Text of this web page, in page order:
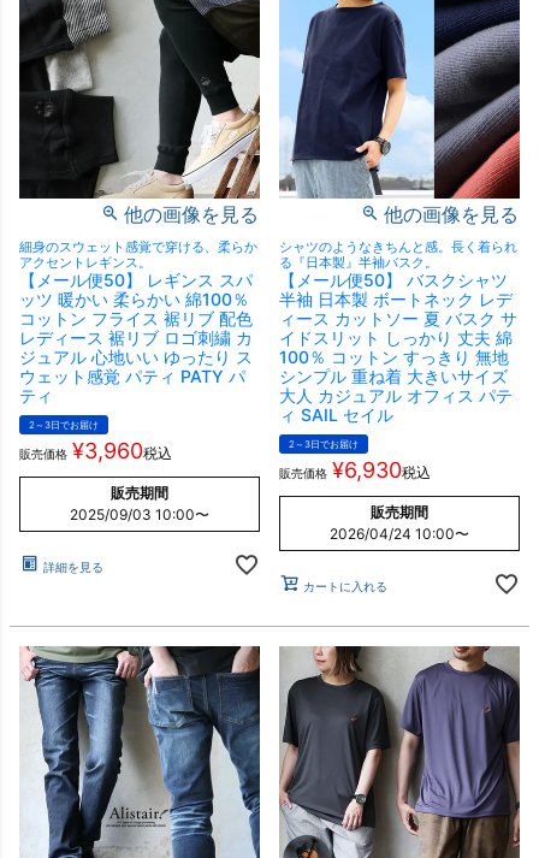
他の画像を見る
細身のスウェット感覚で穿ける、柔らか
アクセントレギンス。
【メール便50】 レギンス スパ
ッツ 暖かい 柔らかい 綿100％
コットン フライス 裾リブ 配色
レディース 裾リブ ロゴ刺繍 カ
ジュアル 心地いい ゆったり ス
ウェット感覚 パティ PATY パ
ティ
2～3日でお届け
販売価格 ¥3,960税込
販売期間
2025/09/03 10:00〜
詳細を見る
他の画像を見る
シャツのようなきちんと感。長く着られ
る『日本製』半袖バスク。
【メール便50】 バスクシャツ
半袖 日本製 ボートネック レデ
ィース カットソー 夏 バスク サ
イドスリット しっかり 丈夫 綿
100％ コットン すっきり 無地
シンプル 重ね着 大きいサイズ
大人 カジュアル オフィス パテ
ィ SAIL セイル
2～3日でお届け
販売価格 ¥6,930税込
販売期間
2026/04/24 10:00〜
カートに入れる